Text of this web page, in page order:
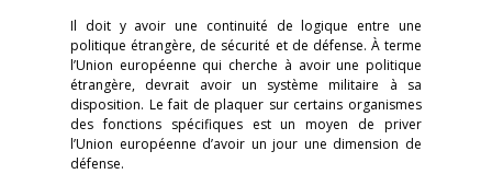
Il doit y avoir une continuité de logique entre une
politique étrangère, de sécurité et de défense. À terme
l’Union européenne qui cherche à avoir une politique
étrangère, devrait avoir un système militaire à sa
disposition. Le fait de plaquer sur certains organismes
des fonctions spécifiques est un moyen de priver
l’Union européenne d’avoir un jour une dimension de
défense.